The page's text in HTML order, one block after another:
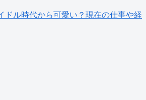
ドル時代から可愛い？現在の仕事や経